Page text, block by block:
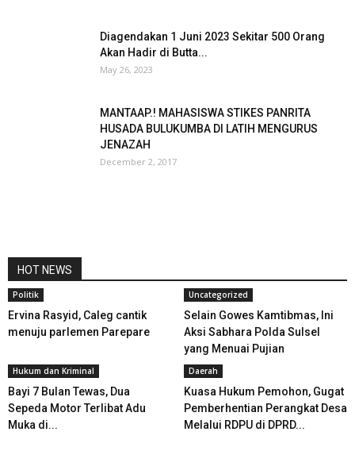
Diagendakan 1 Juni 2023 Sekitar 500 Orang
Akan Hadir di Butta...
May 26, 2023
MANTAAP.! MAHASISWA STIKES PANRITA
HUSADA BULUKUMBA DI LATIH MENGURUS
JENAZAH
December 2, 2017
HOT NEWS
Politik
Ervina Rasyid, Caleg cantik
menuju parlemen Parepare
Uncategorized
Selain Gowes Kamtibmas, Ini
Aksi Sabhara Polda Sulsel
yang Menuai Pujian
Hukum dan Kriminal
Bayi 7 Bulan Tewas, Dua
Sepeda Motor Terlibat Adu
Muka di...
Daerah
Kuasa Hukum Pemohon, Gugat
Pemberhentian Perangkat Desa
Melalui RDPU di DPRD...